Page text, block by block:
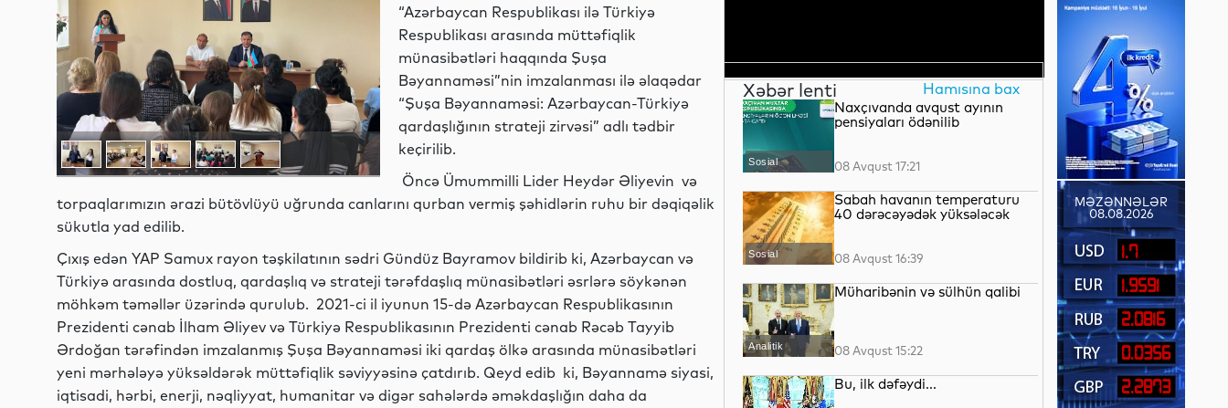
“Azərbaycan Respublikası ilə Türkiyə
Respublikası arasında müttəfiqlik
münasibətləri haqqında Şuşa
Bəyannaməsi”nin imzalanması ilə əlaqədar
“Şuşa Bəyannaməsi: Azərbaycan-Türkiyə
qardaşlığının strateji zirvəsi” adlı tədbir
keçirilib.
Öncə Ümummilli Lider Heydər Əliyevin və
torpaqlarımızın ərazi bütövlüyü uğrunda canlarını qurban vermiş şəhidlərin ruhu bir dəqiqəlik
sükutla yad edilib.
Çıxış edən YAP Samux rayon təşkilatının sədri Gündüz Bayramov bildirib ki, Azərbaycan və
Türkiyə arasında dostluq, qardaşlıq və strateji tərəfdaşlıq münasibətləri əsrlərə söykənən
möhkəm təməllər üzərində qurulub. 2021-ci il iyunun 15-də Azərbaycan Respublikasının
Prezidenti cənab İlham Əliyev və Türkiyə Respublikasının Prezidenti cənab Rəcəb Tayyib
Ərdoğan tərəfindən imzalanmış Şuşa Bəyannaməsi iki qardaş ölkə arasında münasibətləri
yeni mərhələyə yüksəldərək müttəfiqlik səviyyəsinə çatdırıb. Qeyd edib ki, Bəyannamə siyasi,
iqtisadi, hərbi, enerji, nəqliyyat, humanitar və digər sahələrdə əməkdaşlığın daha da
Xəbər lenti Hamısına bax
Sosial
Naxçıvanda avqust ayının
pensiyaları ödənilib
08 Avqust 17:21
Sosial
Sabah havanın temperaturu
40 dərəcəyədək yüksələcək
08 Avqust 16:39
Analitik
Müharibənin və sülhün qalibi
08 Avqust 15:22
Bu, ilk dəfəydi...
MƏZƏNNƏLƏR
08.08.2026
1.7
1.9591
2.0816
0.0356
2.2873